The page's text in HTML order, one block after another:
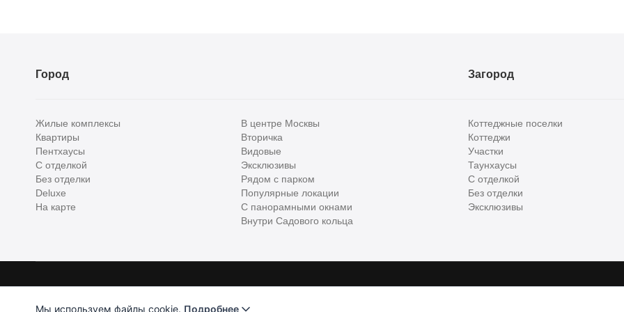
Город
Жилые комплексы
Квартиры
Пентхаусы
С отделкой
Без отделки
Deluxe
На карте
В центре Москвы
Вторичка
Видовые
Эксклюзивы
Рядом с парком
Популярные локации
С панорамными окнами
Внутри Садового кольца
Загород
Коттеджные поселки
Коттеджи
Участки
Таунхаусы
С отделкой
Без отделки
Эксклюзивы
Хантер. Оплачивая услуги, вы принимаете
Лицензионное соглашение
Мы используем файлы cookie. Подробнее